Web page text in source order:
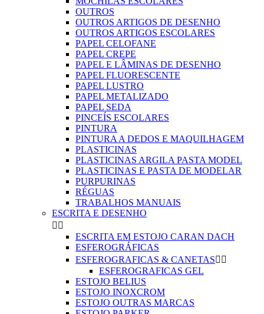
OUTROS
OUTROS ARTIGOS DE DESENHO
OUTROS ARTIGOS ESCOLARES
PAPEL CELOFANE
PAPEL CREPE
PAPEL E LÂMINAS DE DESENHO
PAPEL FLUORESCENTE
PAPEL LUSTRO
PAPEL METALIZADO
PAPEL SEDA
PINCEÍS ESCOLARES
PINTURA
PINTURA A DEDOS E MAQUILHAGEM
PLASTICINAS
PLASTICINAS ARGILA PASTA MODEL
PLASTICINAS E PASTA DE MODELAR
PURPURINAS
RÉGUAS
TRABALHOS MANUAIS
ESCRITA E DESENHO
 
ESCRITA EM ESTOJO CARAN DACH
ESFEROGRÁFICAS
ESFEROGRAFICAS & CANETAS 
ESFEROGRAFICAS GEL
ESTOJO BELIUS
ESTOJO INOXCROM
ESTOJO OUTRAS MARCAS